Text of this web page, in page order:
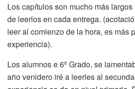
Los capítulos son mucho más
de leerlos en cada entrega.
leer al comienzo de la hora, es más
experiencia).
Los alumnos e 6º Grado, se
año venidero iré a leerles al